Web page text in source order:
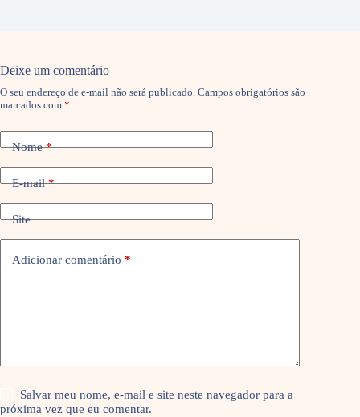
Deixe um comentário
O seu endereço de e-mail não será publicado. Campos obrigatórios são
marcados com *
Nome*
E-mail*
Site
Adicionar comentário *
Salvar meu nome, e-mail e site neste navegador para a
próxima vez que eu comentar.